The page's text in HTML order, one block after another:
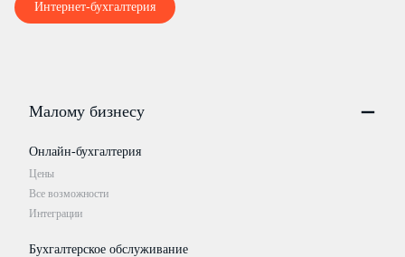
Интернет-бухгалтерия
Малому бизнесу
Онлайн-бухгалтерия
Цены
Все возможности
Интеграции
Бухгалтерское обслуживание